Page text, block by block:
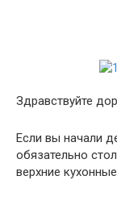
Здравствуйте
Если вы начали
обязательно
верхние